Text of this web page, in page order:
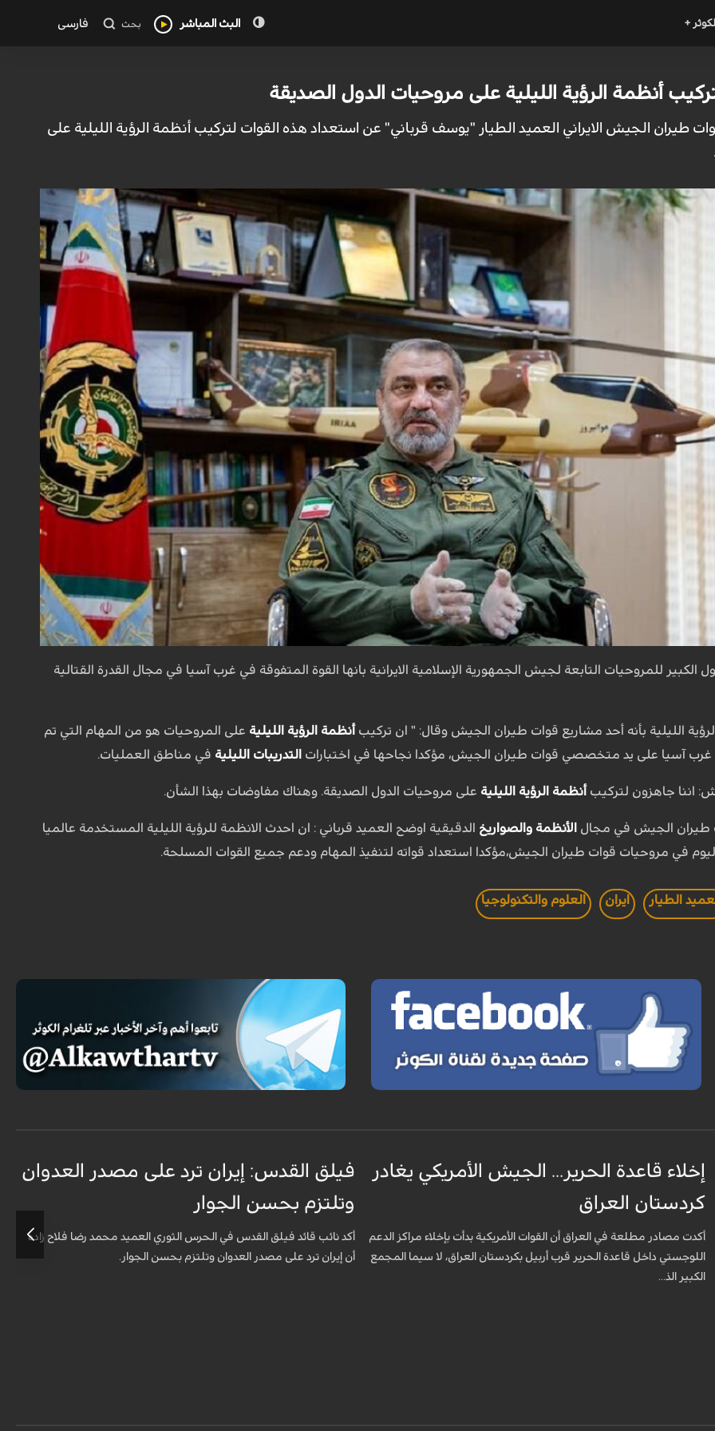
الكوثر + البث المباشر بحث فارسی
أنظمة الرؤية الليلية على مروحيات الدول الصديقة
قوات طيران الجيش الايراني العميد الطيار "يوسف قرباني" عن استعداد هذه القوات لتركيب أنظمة الرؤية الليلية على
الكبير للمروحيات التابعة لجيش الجمهورية الإسلامية الايرانية بانها القوة المتفوقة في غرب آسيا في مجال القدرة القتالية
الليلية بأنه أحد مشاريع قوات طيران الجيش وقال: " ان تركيب أنظمة الرؤية الليلية على المروحيات هو من المهام التي تم
و غرب آسيا على يد متخصصي قوات طيران الجيش، مؤكدا نجاحها في اختبارات التدريبات الليلية في مناطق العمليات.
اننا جاهزون لتركيب أنظمة الرؤية الليلية على مروحيات الدول الصديقة. وهناك مفاوضات بهذا الشأن.
طيران الجيش في مجال الأنظمة والصواريخ الدقيقية اوضح العميد قرباني : ان احدث الانظمة للرؤية الليلية المستخدمة عالميا
في مروحيات قوات طيران الجيش،مؤكدا استعداد قواته لتنفيذ المهام ودعم جميع القوات المسلحة.
الطيار ايران العلوم والتكنولوجيا
إخلاء قاعدة الحرير... الجيش الأمريكي يغادر
كردستان العراق
أكدت مصادر مطلعة في العراق أن القوات الأمريكية بدأت بإخلاء مراكز الدعم
اللوجستي داخل قاعدة الحرير قرب أربيل بكردستان العراق، لا سيما المجمع
الكبير الذ...
فيلق القدس: إيران ترد على مصدر العدوان
وتلتزم بحسن الجوار
أكد نائب قائد فيلق القدس في الحرس الثوري العميد محمد رضا فلاح زاده
أن إيران ترد على مصدر العدوان وتلتزم بحسن الجوار.